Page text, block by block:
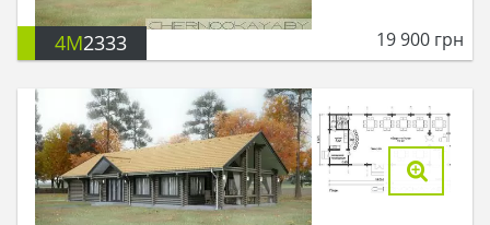
4M2333 19 900 грн